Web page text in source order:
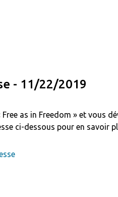
- 11/22/2019
as in Freedom » et vous
ci-dessous pour en savoir